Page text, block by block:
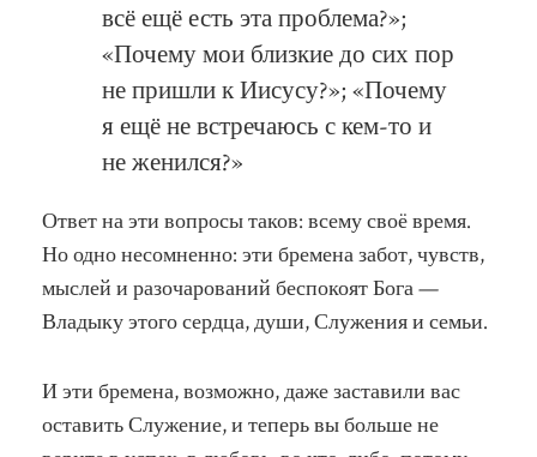
всё ещё есть эта проблема?»;
«Почему мои близкие до сих пор
не пришли к Иисусу?»; «Почему
я ещё не встречаюсь с кем-то и
не женился?»
Ответ на эти вопросы таков: всему своё время.
Но одно несомненно: эти бремена забот, чувств,
мыслей и разочарований беспокоят Бога —
Владыку этого сердца, души, Служения и семьи.
И эти бремена, возможно, даже заставили вас
оставить Служение, и теперь вы больше не